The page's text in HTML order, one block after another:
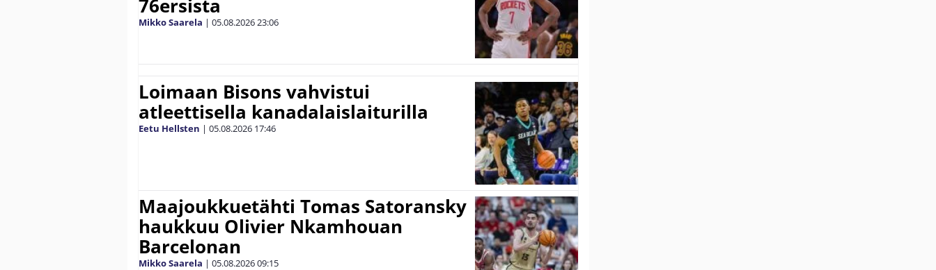
76ersista
Mikko Saarela | 05.08.202623:06
Loimaan Bisons vahvistui
atleettisella kanadalaislaiturilla
Eetu Hellsten | 05.08.2026 17:46
Maajoukkuetähti Tomas Satoransky
haukkuu Olivier Nkamhouan
Barcelonan
Mikko Saarela | 05.08.202609:15